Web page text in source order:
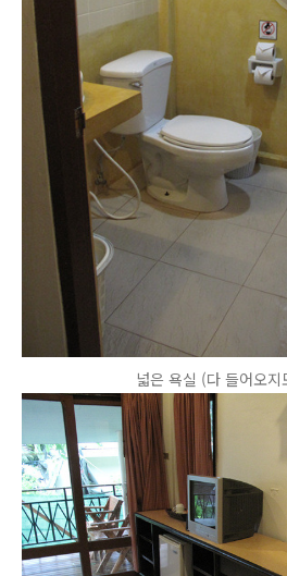
넓은 욕실 (다 들어오지